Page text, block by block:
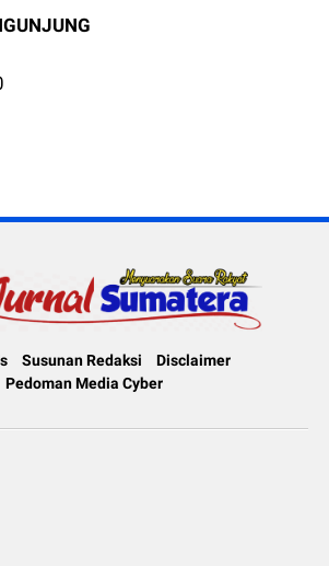
Susunan Redaksi
Disclaimer
Pedoman Media Cyber